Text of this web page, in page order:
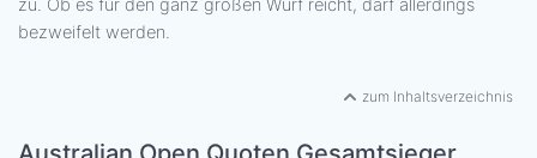
zu. Ob es für den ganz großen Wurf reicht, darf allerdings
bezweifelt werden.
zum Inhaltsverzeichnis